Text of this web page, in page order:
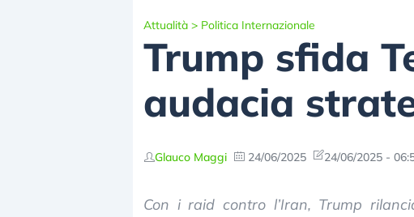
Attualità > Politica Internazionale
Trump sfida
audacia
Glauco Maggi 24/06/2025 24/06/2025 -
Con i raid contro l’Iran, Trump